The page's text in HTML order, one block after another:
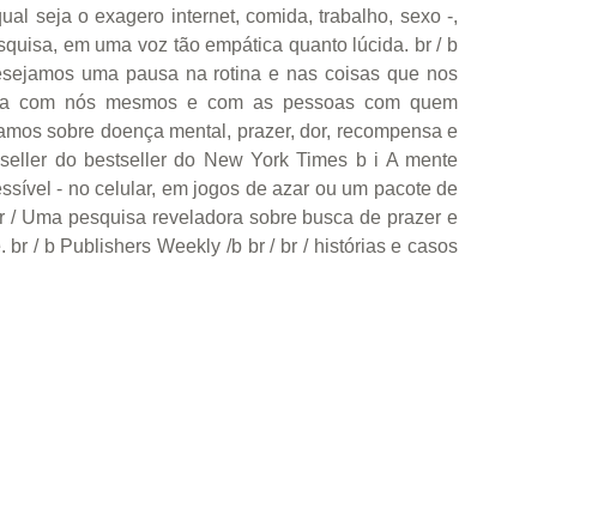
seja o exagero internet, comida, trabalho, sexo -,
em uma voz tão empática quanto lúcida. br / b
uma pausa na rotina e nas coisas que nos
com nós mesmos e com as pessoas com quem
sobre doença mental, prazer, dor, recompensa e
do bestseller do New York Times b i A mente
- no celular, em jogos de azar ou um pacote de
Uma pesquisa reveladora sobre busca de prazer e
/ b Publishers Weekly /b br / br / histórias e casos